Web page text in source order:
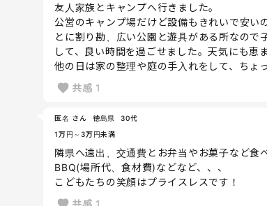
友人家族とキャンプへ行きました。
公営のキャンプ場だけど設備もきれいで安い
とに割り勘、広い公園と遊具がある所なの
して、良い時間を過ごせました。天気にも恵
他の日は家の整理や庭の手入れをして、ちょ
共感 1
匿名 さん 徳島県
30代
1万円～3万円未満
隣県へ遠出、交通費とお弁当やお菓子など食
BBQ(場所代、食材費)などなど、、、
こどもたちの笑顔はプライスレスです！
共感 1